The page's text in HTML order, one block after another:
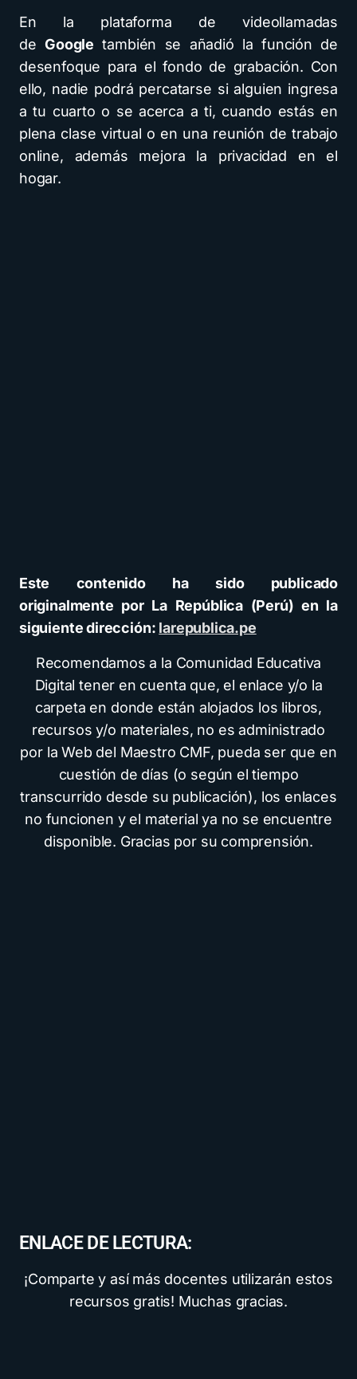
En la plataforma de videollamadas
deGoogle también se añadió la función de
desenfoque para el fondo de grabación. Con
ello, nadie podrá percatarse si alguien ingresa
a tu cuarto o se acerca a ti, cuando estás en
plena clase virtual o en una reunión de trabajo
online, además mejora la privacidad en el
hogar.
Este contenido ha sido publicado
originalmente por La República (Perú) en la
siguiente dirección: larepublica.pe
Recomendamos a la Comunidad Educativa
Digital tener en cuenta que, el enlace y/o la
carpeta en donde están alojados los libros,
recursos y/o materiales, no es administrado
por la Web del Maestro CMF, pueda ser que en
cuestión de días (o según el tiempo
transcurrido desde su publicación), los enlaces
no funcionen y el material ya no se encuentre
disponible. Gracias por su comprensión.
ENLACE DE LECTURA:
¡Comparte y así más docentes utilizarán estos
recursos gratis! Muchas gracias.